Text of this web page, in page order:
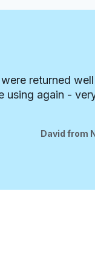
returned
using again -
David from